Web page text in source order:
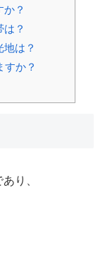
？
？
は？
か？
り、